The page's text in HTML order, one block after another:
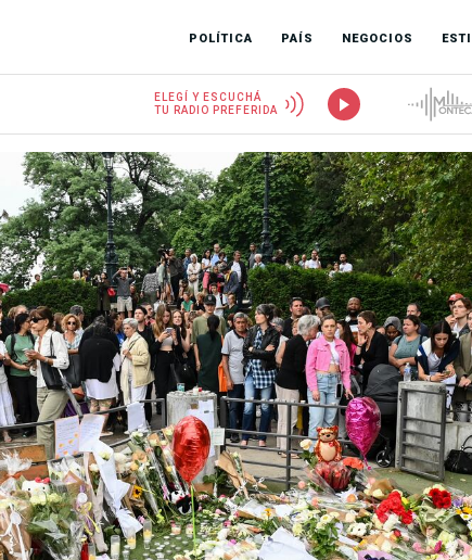
POLÍTICA PAÍS NEGOCIOS
ELEGÍ Y ESCUCHÁ
TU RADIO PREFERIDA